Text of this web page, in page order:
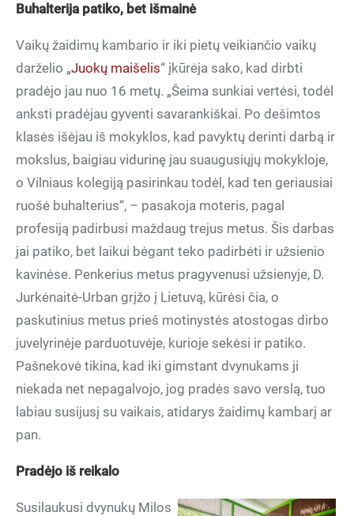
Buhalterija patiko, bet išmainė
Vaikų žaidimų kambario ir iki pietų veikiančio vaikų
darželio „Juokų maišelis“ įkūrėja sako, kad dirbti
pradėjo jau nuo 16 metų. „Šeima sunkiai vertėsi, todėl
anksti pradėjau gyventi savarankiškai. Po dešimtos
klasės išėjau iš mokyklos, kad pavyktų derinti darbą ir
mokslus, baigiau vidurinę jau suaugusiųjų mokykloje,
o Vilniaus kolegiją pasirinkau todėl, kad ten geriausiai
ruošė buhalterius“, – pasakoja moteris, pagal
profesiją padirbusi maždaug trejus metus. Šis darbas
jai patiko, bet laikui bėgant teko padirbėti ir užsienio
kavinėse. Penkerius metus pragyvenusi užsienyje, D.
Jurkėnaitė-Urban grįžo į Lietuvą, kūrėsi čia, o
paskutinius metus prieš motinystės atostogas dirbo
juvelyrinėje parduotuvėje, kurioje sekėsi ir patiko.
Pašnekovė tikina, kad iki gimstant dvynukams ji
niekada net nepagalvojo, jog pradės savo verslą, tuo
labiau susijusį su vaikais, atidarys žaidimų kambarį ar
pan.
Pradėjo iš reikalo
Susilaukusi dvynukų Milos